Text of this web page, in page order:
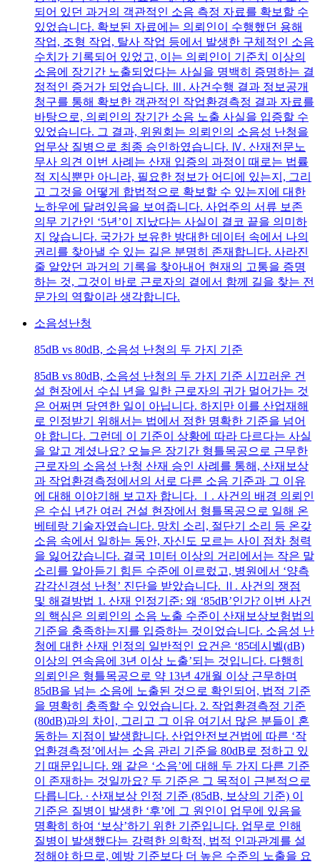
되어 있던 과거의 객관적인 소음 측정 자료를 확보할 수
있었습니다. 확보된 자료에는 의뢰인이 수행했던 용해
작업, 조형 작업, 탈사 작업 등에서 발생한 구체적인 소음
수치가 기록되어 있었고, 이는 의뢰인이 기준치 이상의
소음에 장기간 노출되었다는 사실을 명백히 증명하는 결
정적인 증거가 되었습니다. Ⅲ. 사건수행 결과 정보공개
청구를 통해 확보한 객관적인 작업환경측정 결과 자료를
바탕으로, 의뢰인의 장기간 소음 노출 사실을 입증할 수
있었습니다. 그 결과, 위원회는 의뢰인의 소음성 난청을
업무상 질병으로 최종 승인하였습니다. Ⅳ. 산재전문노
무사 의견 이번 사례는 산재 입증의 과정이 때로는 법률
적 지식뿐만 아니라, 필요한 정보가 어디에 있는지, 그리
고 그것을 어떻게 합법적으로 확보할 수 있는지에 대한
노하우에 달려있음을 보여줍니다. 사업주의 서류 보존
의무 기간인 ‘5년’이 지났다는 사실이 결코 끝을 의미하
지 않습니다. 국가가 보유한 방대한 데이터 속에서 나의
권리를 찾아낼 수 있는 길은 분명히 존재합니다. 사라진
줄 알았던 과거의 기록을 찾아내어 현재의 고통을 증명
하는 것, 그것이 바로 근로자의 곁에서 함께 길을 찾는 전
문가의 역할이라 생각합니다.
소음성난청
85dB vs 80dB, 소음성 난청의 두 가지 기준
85dB vs 80dB, 소음성 난청의 두 가지 기준 시끄러운 건
설 현장에서 수십 년을 일한 근로자의 귀가 멀어가는 것
은 어쩌면 당연한 일이 아닙니다. 하지만 이를 산업재해
로 인정받기 위해서는 법에서 정한 명확한 기준을 넘어
야 합니다. 그런데 이 기준이 상황에 따라 다르다는 사실
을 알고 계셨나요? 오늘은 장기간 형틀목공으로 근무한
근로자의 소음성 난청 산재 승인 사례를 통해, 산재보상
과 작업환경측정에서의 서로 다른 소음 기준과 그 이유
에 대해 이야기해 보고자 합니다. Ⅰ. 사건의 배경 의뢰인
은 수십 년간 여러 건설 현장에서 형틀목공으로 일해 온
베테랑 기술자였습니다. 망치 소리, 절단기 소리 등 온갖
소음 속에서 일하는 동안, 자신도 모르는 사이 점차 청력
을 잃어갔습니다. 결국 1미터 이상의 거리에서는 작은 말
소리를 알아듣기 힘든 수준에 이르렀고, 병원에서 ‘양측
감각신경성 난청’ 진단을 받았습니다. Ⅱ. 사건의 쟁점
및 해결방법 1. 산재 인정기준: 왜 ‘85dB’인가? 이번 사건
의 핵심은 의뢰인의 소음 노출 수준이 산재보상보험법의
기준을 충족하는지를 입증하는 것이었습니다. 소음성 난
청에 대한 산재 인정의 일반적인 요건은 ‘85데시벨(dB)
이상의 연속음에 3년 이상 노출’되는 것입니다. 다행히
의뢰인은 형틀목공으로 약 13년 4개월 이상 근무하며
85dB을 넘는 소음에 노출된 것으로 확인되어, 법적 기준
을 명확히 충족할 수 있었습니다. 2. 작업환경측정 기준
(80dB)과의 차이, 그리고 그 이유 여기서 많은 분들이 혼
동하는 지점이 발생합니다. 산업안전보건법에 따른 ‘작
업환경측정’에서는 소음 관리 기준을 80dB로 정하고 있
기 때문입니다. 왜 같은 ‘소음’에 대해 두 가지 다른 기준
이 존재하는 것일까요? 두 기준은 그 목적이 근본적으로
다릅니다. ∙ 산재보상 인정 기준 (85dB, 보상의 기준) 이
기준은 질병이 발생한 ‘후’에 그 원인이 업무에 있음을
명확히 하여 ‘보상’하기 위한 기준입니다. 업무로 인해
질병이 발생했다는 강력한 의학적, 법적 인과관계를 설
정해야 하므로, 예방 기준보다 더 높은 수준의 노출을 요